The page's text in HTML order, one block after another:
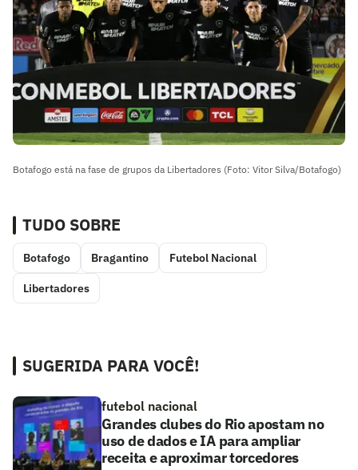
Botafogo está na fase de grupos da Libertadores (Foto: Vitor Silva/Botafogo)
TUDO SOBRE
Botafogo Bragantino Futebol Nacional
Libertadores
SUGERIDA PARA VOCÊ!
futebol nacional
Grandes clubes do Rio apostam no
uso de dados e IA para ampliar
receita e aproximar torcedores